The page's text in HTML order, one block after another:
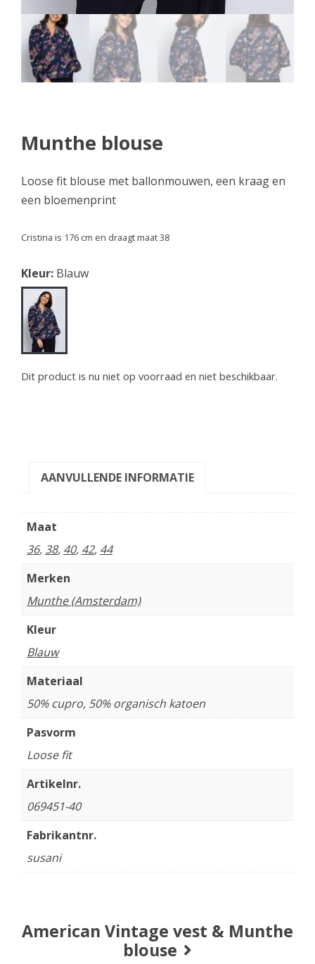
Munthe blouse
Loose fit blouse met ballonmouwen, een kraag en
een bloemenprint
Cristina is 176 cm en draagt maat 38
Kleur: Blauw
Dit product is nu niet op voorraad en niet beschikbaar.
AANVULLENDE INFORMATIE
Maat
36, 38, 40, 42, 44
Merken
Munthe (Amsterdam)
Kleur
Blauw
Materiaal
50% cupro, 50% organisch katoen
Pasvorm
Loose fit
Artikelnr.
069451-40
Fabrikantnr.
susani
American Vintage vest & Munthe
blouse